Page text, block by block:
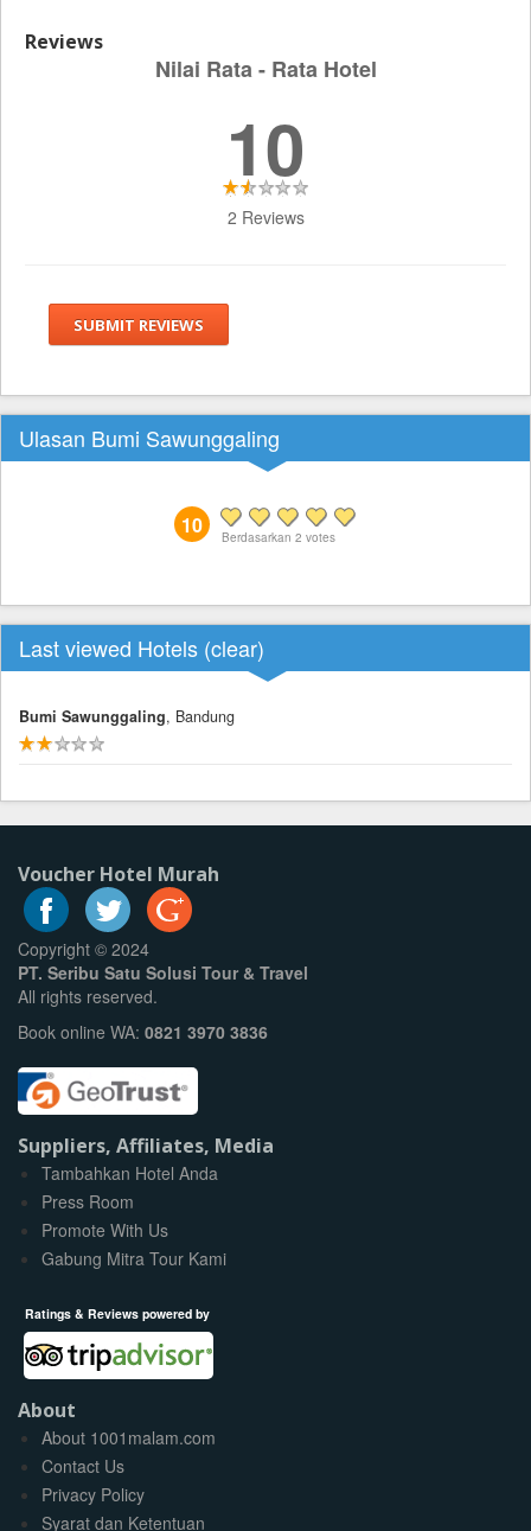
Reviews
Nilai Rata - Rata Hotel
10
2 Reviews
SUBMIT REVIEWS
Ulasan Bumi Sawunggaling
10 Berdasarkan 2 votes
Last viewed Hotels (clear)
Bumi Sawunggaling, Bandung
Voucher Hotel Murah
Copyright © 2024
PT. Seribu Satu Solusi Tour & Travel
All rights reserved.
Book online WA: 0821 3970 3836
Suppliers, Affiliates, Media
Tambahkan Hotel Anda
Press Room
Promote With Us
Gabung Mitra Tour Kami
Ratings & Reviews powered by
About
About 1001malam.com
Contact Us
Privacy Policy
Syarat dan Ketentuan